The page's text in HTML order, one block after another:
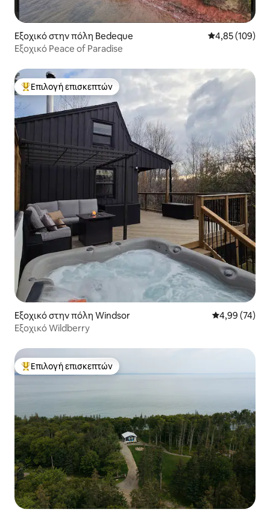
Εξοχικό στην πόλη Bedeque Μέση
4,85 (109)
Εξοχικό Peace of Paradise
Κορυφαία επιλογή επισκεπτών
Επιλογή επισκεπτών
Εξοχικό στην πόλη Windsor Μέση
4,99 (74)
Εξοχικό Wildberry
Κορυφαία επιλογή επισκεπτών
Επιλογή επισκεπτών